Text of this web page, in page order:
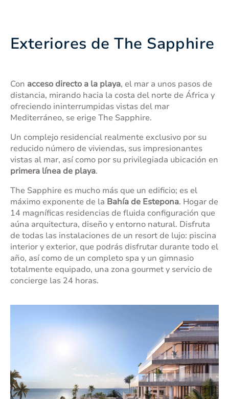
Exteriores de The Sapphire
Con acceso directo a la playa, el mar a unos pasos de
distancia, mirando hacia la costa del norte de África y
ofreciendo ininterrumpidas vistas del mar
Mediterráneo, se erige The Sapphire.
Un complejo residencial realmente exclusivo por su
reducido número de viviendas, sus impresionantes
vistas al mar, así como por su privilegiada ubicación en
primera línea de playa.
The Sapphire es mucho más que un edificio; es el
máximo exponente de la Bahía de Estepona. Hogar de
14 magníficas residencias de fluida configuración que
aúna arquitectura, diseño y entorno natural. Disfruta
de todas las instalaciones de un resort de lujo: piscina
interior y exterior, que podrás disfrutar durante todo el
año, así como de un completo spa y un gimnasio
totalmente equipado, una zona gourmet y servicio de
concierge las 24 horas.